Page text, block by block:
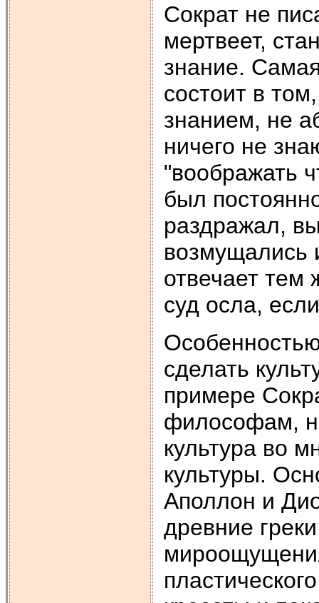
Сократ не
мертвеет,
знание.
состоит в
знанием, не
ничего не
"воображать
был
раздражал,
возмущались
отвечает тем
суд осла,
сделать
примере
философам,
культура во
культуры.
Аполлон и
древние